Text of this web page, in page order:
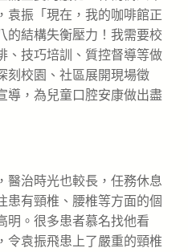
袁振「現在，我的咖啡館正
的結構失衡壓力！我需要校
、技巧培訓、質控督導等做
刻校園、社區展開現場徵
導，為兒童口腔安康做出盡
治時光也較長，任務休息
患有頸椎、腰椎等方面的個
明。很多患者慕名找他看
令袁振飛患上了嚴重的頸椎